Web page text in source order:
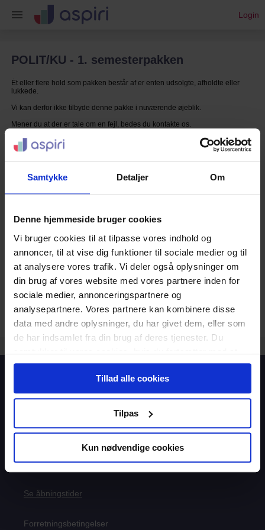
Samtykke Detaljer Om
Denne hjemmeside bruger cookies
Vi bruger cookies til at tilpasse vores indhold og
annoncer, til at vise dig funktioner til sociale medier og til
at analysere vores trafik. Vi deler også oplysninger om
din brug af vores website med vores partnere inden for
sociale medier, annonceringspartnere og
analysepartnere. Vores partnere kan kombinere disse
data med andre oplysninger, du har givet dem, eller som
de har indsamlet fra din brug af deres tjenester. Du
samtykker til vores cookies, hvis du fortsætter med at
anvende vores hjemmeside.
Tillad alle cookies
Tilpas
Kun nødvendige cookies
Login
POLIT/KU - 1. semesterpakken
Ét eller flere hold som pakken består af er enten udsolgte, afholdte eller
lukkede.
Vi kan derfor ikke tilbyde denne pakke i nuværende øjeblik.
Mener du at der er tale om en fejl, bedes du kontakte os.
8827 1787
Åben
Telefon
Åben(lukker 14:00)
Falkoner Alle 13, 1.
Se åbningstider
Forretningsbetingelser